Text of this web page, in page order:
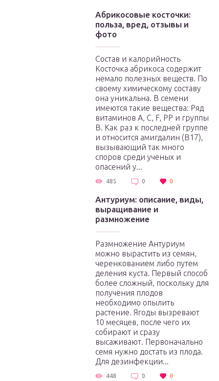
Абрикосовые косточки:
польза, вред, отзывы и
фото
Состав и калорийность
Косточка абрикоса содержит
немало полезных веществ. По
своему химическому составу
она уникальна. В семени
имеются такие вещества: Ряд
витаминов А, С, F, PP и группы
B. Как раз к последней группе
и относится амигдалин (B17),
вызывающий так много
споров среди ученых и
опасений у...
485 0 0
Антуриум: описание, виды,
выращивание и
размножение
Размножение Антуриум
можно вырастить из семян,
черенкованием либо путем
деления куста. Первый способ
более сложный, поскольку для
получения плодов
необходимо опылить
растение. Ягоды вызревают
10 месяцев, после чего их
собирают и сразу
высаживают. Первоначально
семя нужно достать из плода.
Для дезинфекции...
448 0 0